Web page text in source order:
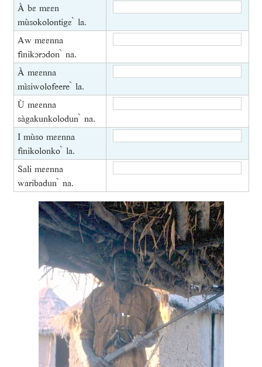
À bɛ mɛɛn
mùsokolontigɛ ̀ la.
Aw mɛɛnna
fìnikɔrɔdon ̀ na.
À mɛɛnna
mìsiwolofeere ̀ la.
Ù mɛɛnna
sàgakunkolodun ̀ na.
I mùso mɛɛnna
fìnikolonko ̀ la.
Sali mɛɛnna
waribadun ̀ na.